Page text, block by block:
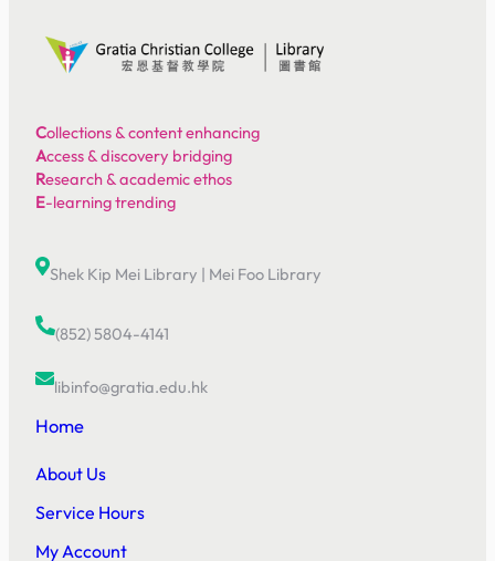
Collections & content enhancing
Access & discovery bridging
Research & academic ethos
E-learning trending
Shek Kip Mei Library | Mei Foo Library
(852) 5804-4141
libinfo@gratia.edu.hk
Home
About Us
Service Hours
My Account